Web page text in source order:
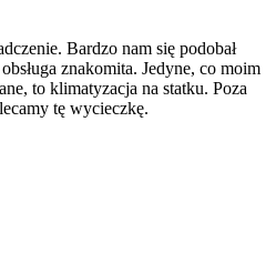
Bardzo nam się podobał
znakomita. Jedyne, co moim
to klimatyzacja na statku. Poza
tę wycieczkę.